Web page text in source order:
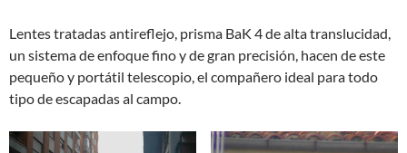
Lentes tratadas antireflejo, prisma BaK 4 de alta translucidad,
un sistema de enfoque fino y de gran precisión, hacen de este
pequeño y portátil telescopio, el compañero ideal para todo
tipo de escapadas al campo.